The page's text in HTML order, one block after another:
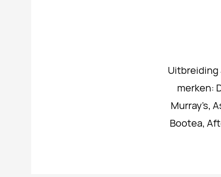
Uitbreiding
merken:
Murray's,
Bootea,